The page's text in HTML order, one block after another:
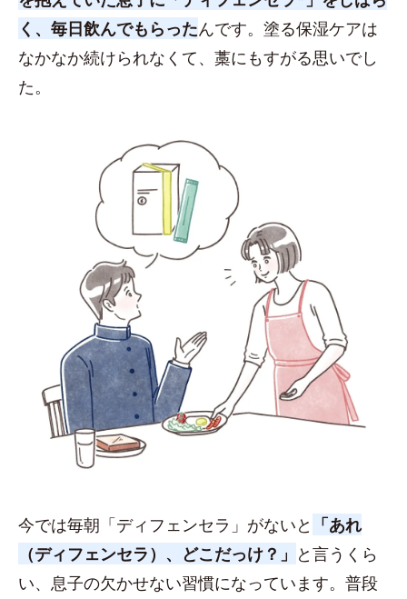
く、毎日飲んでもらったんです。塗る保湿ケアは
なかなか続けられなくて、藁にもすがる思いでし
た。
今では毎朝「ディフェンセラ」がないと 「あれ
（ディフェンセラ）、どこだっけ？」 と言うくら
い、息子の欠かせない習慣になっています。普段